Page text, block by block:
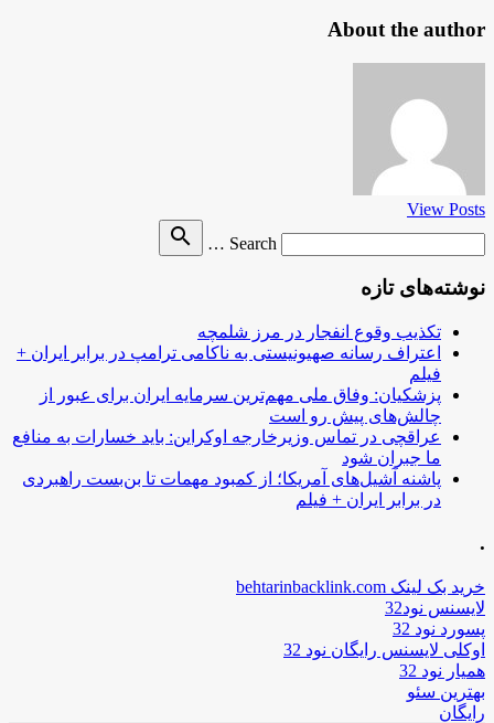
About the author
View Posts
Search …
search
نوشته‌های تازه
تکذیب وقوع انفجار در مرز شلمچه
اعتراف رسانه صهیونیستی به ناکامی ترامپ در برابر ایران +
فیلم
پزشکیان: وفاق ملی مهم‌ترین سرمایه ایران برای عبور از
چالش‌های پیش رو است
عراقچی در تماس وزیرخارجه اوکراین: باید خسارات به منافع
ما جبران شود
پاشنه آشیل‌های آمریکا؛ از کمبود مهمات تا بن‌بست راهبردی
در برابر ایران + فیلم
.
خرید بک لینک behtarinbacklink.com
لایسنس نود32
پسورد نود 32
اوکلی لایسنس رایگان نود 32
همیار نود 32
بهترین سئو
رایگان